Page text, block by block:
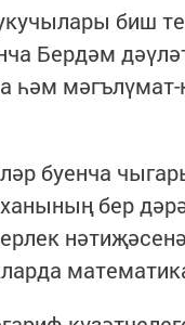
биш
Бердәм
һәм
буенча
бер